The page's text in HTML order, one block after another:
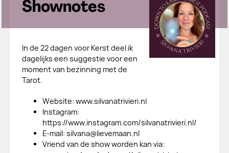
Shownotes
In de 22 dagen voor Kerst deel ik
dagelijks een suggestie voor een
moment van bezinning met de
Tarot.
​Website: www.silvanatrivieri.nl
​Instagram:
https://www.instagram.com/silvanatrivieri.nl/
​E-mail: silvana@lievemaan.nl
​Vriend van de show worden kan via: